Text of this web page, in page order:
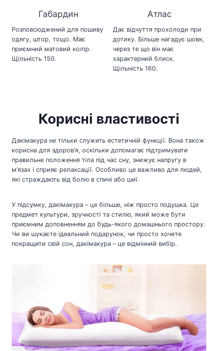
Габардин
Розповсюджений для пошиву
одягу, штор, тощо. Має
приємний матовий колір.
Щільність 150.
Атлас
Дає відчуття прохолоди при
дотику. Більше нагадує шовк,
через те що він має
характерний блиск.
Щільність 160.
Корисні властивості
Дакімакура не тільки служить естетичній функції. Вона також
корисна для здоров’я, оскільки допомагає підтримувати
правильне положення тіла під час сну, знижує напругу в
м’язах і сприяє релаксації. Особливо це важливо для людей,
які страждають від болю в спині або шиї.
У підсумку, дакімакура – це більше, ніж просто подушка. Це
предмет культури, зручності та стилю, який може бути
приємним доповненням до будь-якого домашнього простору.
Чи ви шукаєте ідеальний подарунок, чи просто хочете
покращити свій сон, дакімакура – це відмінний вибір.